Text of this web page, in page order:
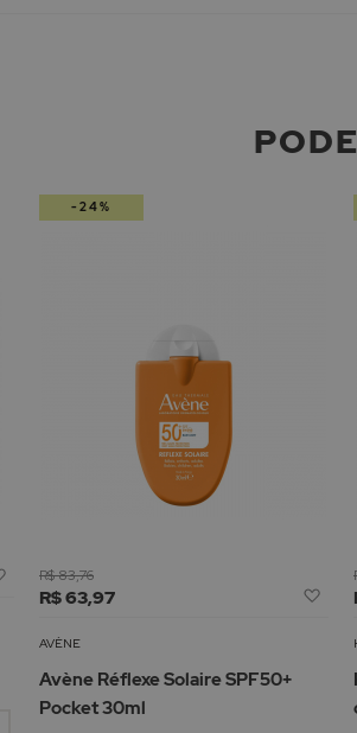
Adicionar
Desejos
R$ 63,97
R$ 83,76
AVÈNE
Avène Réflexe Solaire SPF50+
Pocket 30ml
-24%